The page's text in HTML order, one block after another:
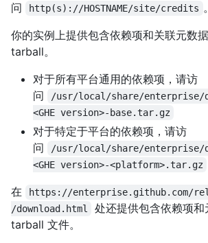
问
http(s)://HOSTNAME/site/credits 。
你的实例上提供包含依赖项和关联元数
tarball。
对于所有平台通用的依赖项，请访
问
/usr/local/share/enterprise/
<GHE version>-base.tar.gz
对于特定于平台的依赖项，请访
问
/usr/local/share/enterprise/
<GHE version>-<platform>.tar.gz
在
https://enterprise.github.com/
/download.html
处还提供包含依赖项
tarball 文件。